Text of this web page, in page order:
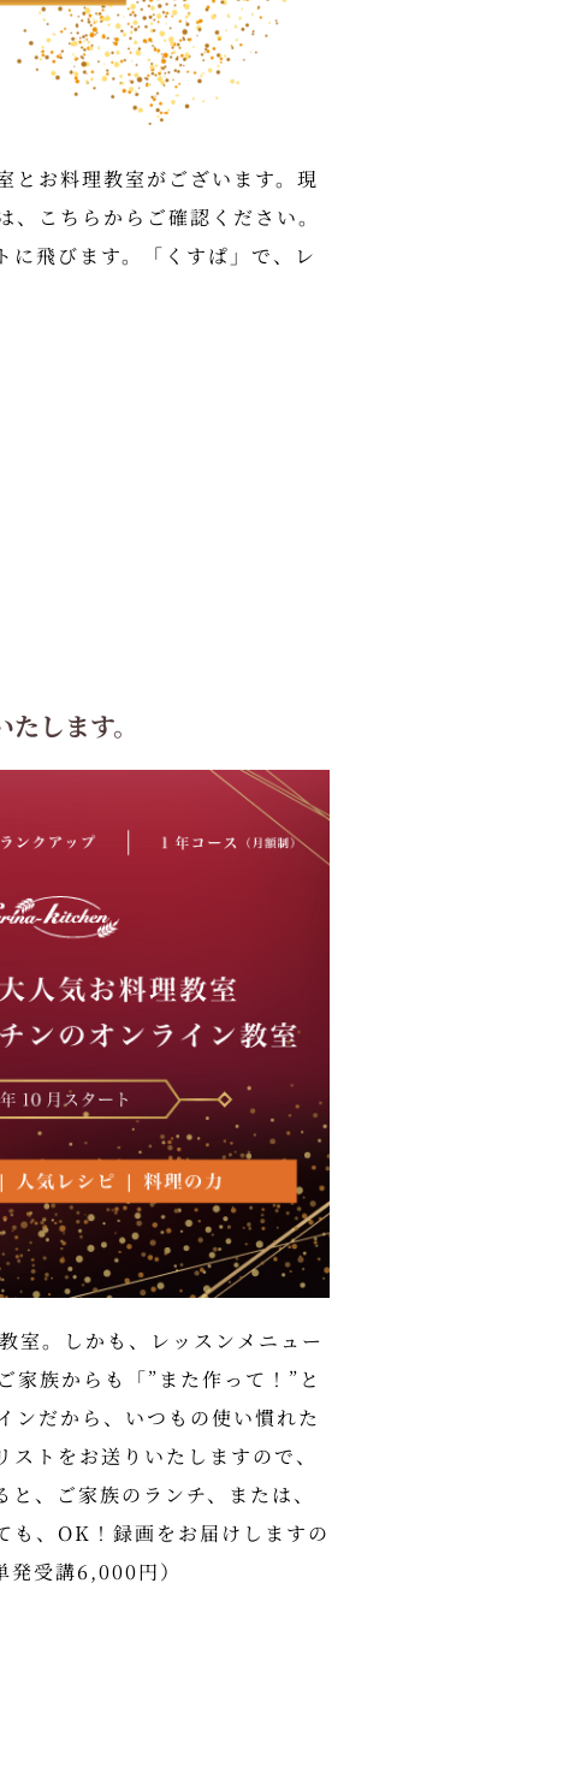
とお料理教室がございます。現
こちらからご確認ください。
に飛びます。「くすぱ」で、レ
します。
室。しかも、レッスンメニュー
家族からも「”また作って！”と
ンだから、いつもの使い慣れた
トをお送りいたしますので、
、ご家族のランチ、または、
も、OK！録画をお届けしますの
受講6,000円）